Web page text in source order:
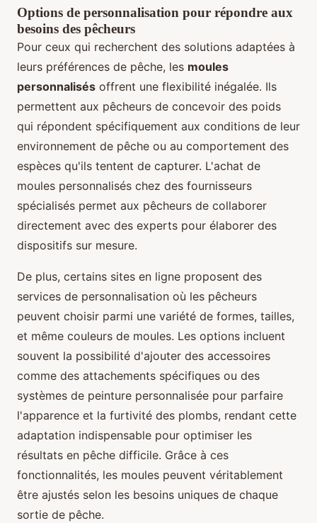
Options de personnalisation pour répondre aux
besoins des pêcheurs
Pour ceux qui recherchent des solutions adaptées à
leurs préférences de pêche, les moules
personnalisés offrent une flexibilité inégalée. Ils
permettent aux pêcheurs de concevoir des poids
qui répondent spécifiquement aux conditions de leur
environnement de pêche ou au comportement des
espèces qu'ils tentent de capturer. L'achat de
moules personnalisés chez des fournisseurs
spécialisés permet aux pêcheurs de collaborer
directement avec des experts pour élaborer des
dispositifs sur mesure.
De plus, certains sites en ligne proposent des
services de personnalisation où les pêcheurs
peuvent choisir parmi une variété de formes, tailles,
et même couleurs de moules. Les options incluent
souvent la possibilité d'ajouter des accessoires
comme des attachements spécifiques ou des
systèmes de peinture personnalisée pour parfaire
l'apparence et la furtivité des plombs, rendant cette
adaptation indispensable pour optimiser les
résultats en pêche difficile. Grâce à ces
fonctionnalités, les moules peuvent véritablement
être ajustés selon les besoins uniques de chaque
sortie de pêche.